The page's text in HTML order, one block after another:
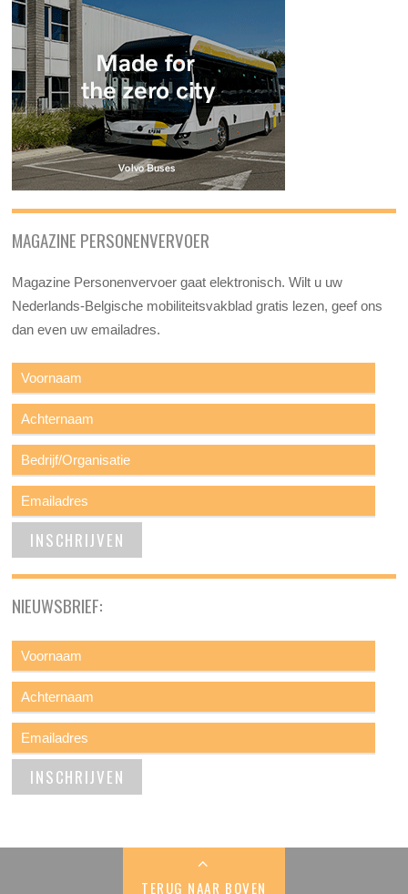
MAGAZINE PERSONENVERVOER
Magazine Personenvervoer gaat elektronisch. Wilt u uw
Nederlands-Belgische mobiliteitsvakblad gratis lezen, geef ons
dan even uw emailadres.
NIEUWSBRIEF:
TERUG NAAR BOVEN